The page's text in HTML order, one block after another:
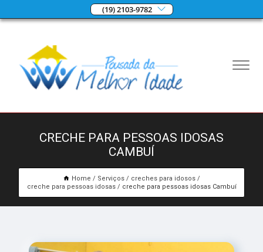
(19) 2103-9782
CRECHE PARA PESSOAS IDOSAS
CAMBUÍ
Home Serviços
creches para idosos
creche para pessoas idosas
creche para pessoas idosas Cambuí